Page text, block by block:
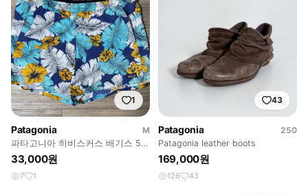
1
Patagonia
M
파타고니아 히비스커스 배기스 5인
치 쇼츠
33,000원
7 1
43
Patagonia
250
Patagonia leather boots
169,000원
126 43